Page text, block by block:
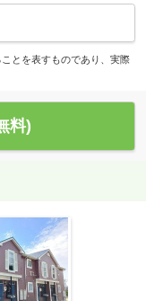
とを表すものであり、実際
料)